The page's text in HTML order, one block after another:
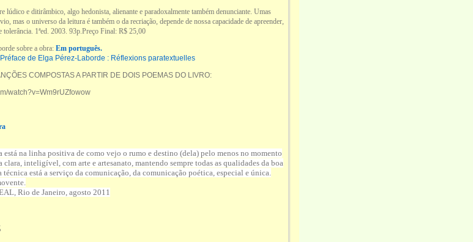
lúdico e ditirâmbico, algo hedonista, alienante e paradoxalmente também denunciante. Umas
mas o universo da leitura é também o da recriação, depende de nossa capacidade de apreender,
tolerância. 1ªed. 2003. 93p.Preço Final: R$ 25,00
sobre a obra: Em português.
Préface de Elga Pérez-Laborde : Réflexions paratextuelles
COMPOSTAS A PARTIR DE DOIS POEMAS DO LIVRO:
watch?v=Wm9rUZfowow
está na linha positiva de como vejo o rumo e destino (dela) pelo menos no momento
clara, inteligível, com arte e artesanato, mantendo sempre todas as qualidades da boa
técnica está a serviço da comunicação, da comunicação poética, especial e única.
Rio de Janeiro, agosto 2011